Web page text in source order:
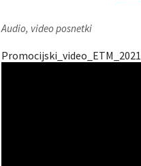
Audio, video posnetki
Promocijski_video_ETM_2021